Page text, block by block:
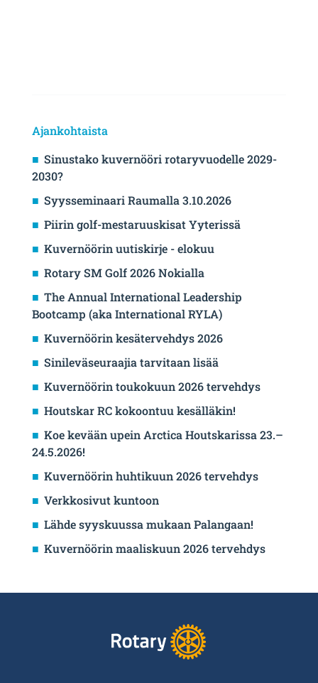
Ajankohtaista
Sinustako kuvernööri rotaryvuodelle 2029-
2030?
Syysseminaari Raumalla 3.10.2026
Piirin golf-mestaruuskisat Yyterissä
Kuvernöörin uutiskirje - elokuu
Rotary SM Golf 2026 Nokialla
The Annual International Leadership
Bootcamp (aka International RYLA)
Kuvernöörin kesätervehdys 2026
Sinileväseuraajia tarvitaan lisää
Kuvernöörin toukokuun 2026 tervehdys
Houtskar RC kokoontuu kesälläkin!
Koe kevään upein Arctica Houtskarissa 23.–
24.5.2026!
Kuvernöörin huhtikuun 2026 tervehdys
Verkkosivut kuntoon
Lähde syyskuussa mukaan Palangaan!
Kuvernöörin maaliskuun 2026 tervehdys